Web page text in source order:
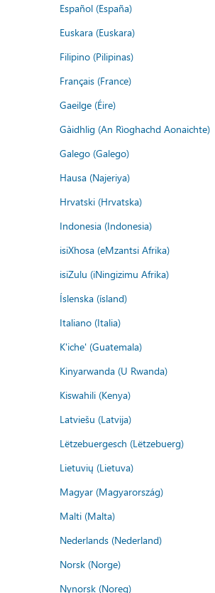
Español (España)
Euskara (Euskara)
Filipino (Pilipinas)
Français (France)
Gaeilge (Éire)
Gàidhlig (An Rìoghachd Aonaichte)
Galego (Galego)
Hausa (Najeriya)
Hrvatski (Hrvatska)
Indonesia (Indonesia)
isiXhosa (eMzantsi Afrika)
isiZulu (iNingizimu Afrika)
Íslenska (ísland)
Italiano (Italia)
K'iche' (Guatemala)
Kinyarwanda (U Rwanda)
Kiswahili (Kenya)
Latviešu (Latvija)
Lëtzebuergesch (Lëtzebuerg)
Lietuvių (Lietuva)
Magyar (Magyarország)
Malti (Malta)
Nederlands (Nederland)
Norsk (Norge)
Nynorsk (Noreg)